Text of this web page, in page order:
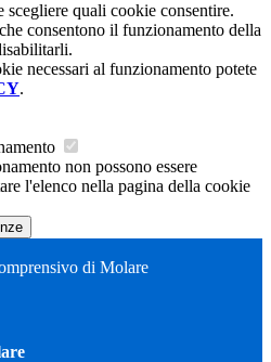
scegliere quali cookie consentire.
consentono il funzionamento della
necessari al funzionamento potete
.
non possono essere
l'elenco nella pagina della cookie
di Molare